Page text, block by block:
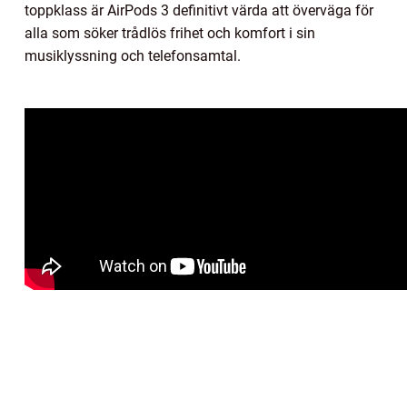
toppklass är AirPods 3 definitivt värda att överväga för
alla som söker trådlös frihet och komfort i sin
musiklyssning och telefonsamtal.